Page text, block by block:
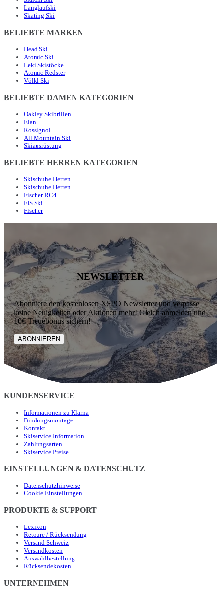
Langlaufski
Skating Ski
BELIEBTE MARKEN
Head Ski
Atomic Ski
Leki Skistöcke
Atomic Redster
Völkl Ski
BELIEBTE DAMEN KATEGORIEN
Oakley Skibrillen
Elan
Rossignol
All Mountain Ski
Skiausrüstung
BELIEBTE HERREN KATEGORIEN
Skischuhe Herren
Skischuhe Herren
Fischer RC4
FIS Ski
Fischer
NEWSLETTER
Abonniere den kostenlosen XSPO Newsletter und verpasse
keine Neuigkeiten oder Aktionen mehr! Gleich anmelden und
10€ Treuebonus sichern!
ABONNIEREN
KUNDENSERVICE
Informationen zu Klarna
Bindungsmontage
Kontakt
Skiservice Information
Zahlungsarten
Skiservice Preise
EINSTELLUNGEN & DATENSCHUTZ
Datenschutzhinweise
Cookie Einstellungen
PRODUKTE & SUPPORT
Lexikon
Retoure / Rücksendung
Versand Schweiz
Versandkosten
Auswahlbestellung
Rücksendekosten
UNTERNEHMEN